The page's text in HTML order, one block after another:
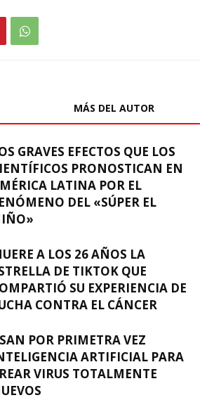
MÁS DEL AUTOR
GRAVES EFECTOS QUE LOS
PRONOSTICAN EN
LATINA POR EL
DEL «SÚPER EL
A LOS 26 AÑOS LA
DE TIKTOK QUE
SU EXPERIENCIA DE
CONTRA EL CÁNCER
POR PRIMETRA VEZ
ARTIFICIAL PARA
VIRUS TOTALMENTE